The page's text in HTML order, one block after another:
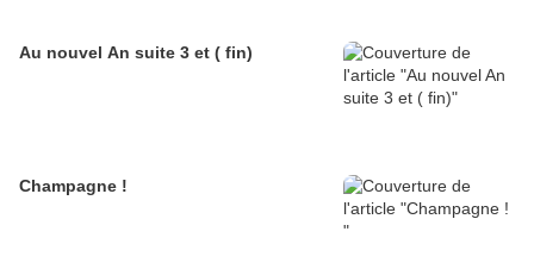
Au nouvel An suite 3 et ( fin)
Champagne !